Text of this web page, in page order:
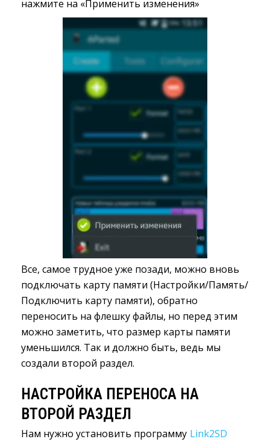
нажмите на «Применить изменения»
Все, самое трудное уже позади, можно вновь
подключать карту памяти (Настройки/Память/
Подключить карту памяти), обратно
переносить на флешку файлы, но перед этим
можно заметить, что размер карты памяти
уменьшился. Так и должно быть, ведь мы
создали второй раздел.
НАСТРОЙКА ПЕРЕНОСА НА
ВТОРОЙ РАЗДЕЛ
Нам нужно установить программу Link2SD